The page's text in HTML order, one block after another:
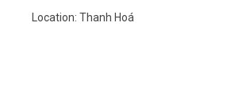
Location: Thanh Hoá